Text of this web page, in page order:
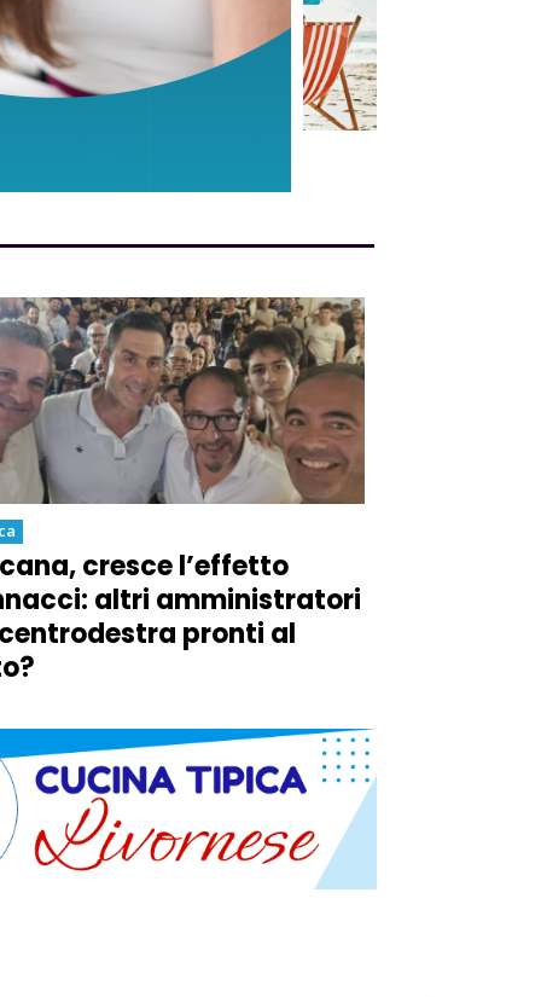
cresce l’effetto
altri amministratori
pronti al